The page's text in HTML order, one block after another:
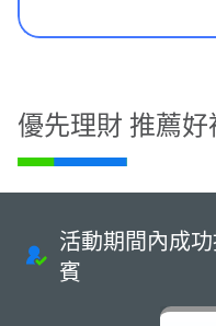
優先理財 推薦
活動期間內成
賓